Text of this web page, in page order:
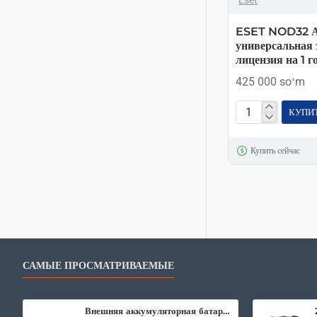
ESET NOD32
универсальная
лицензия на 1
425 000 soʻm
ESET
Антивирус
на
Купить сейчас
САМЫЕ ПРОСМАТРИВАЕМЫЕ
Внешняя аккумуляторная батарея Xiaomi Mi Power Bank2 10000 mAh